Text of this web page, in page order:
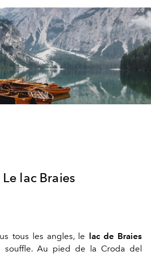
Le lac Braies
tous les angles, le lac de Braies
souffle. Au pied de la Croda del